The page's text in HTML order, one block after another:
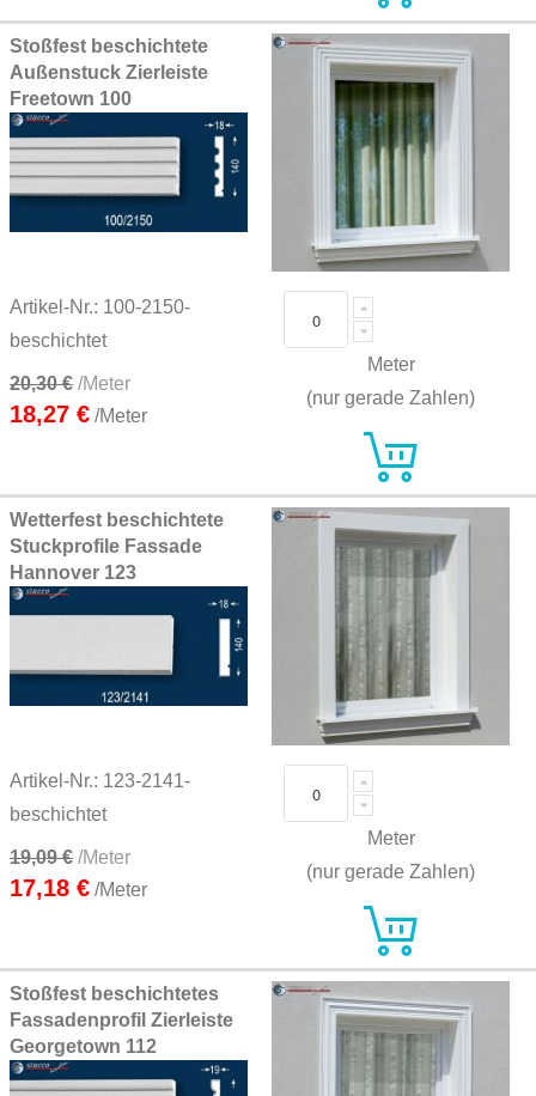
Stoßfest beschichtete
Außenstuck Zierleiste
Freetown 100
Artikel-Nr.: 100-2150-
beschichtet
20,30 € /Meter
18,27 € /Meter
Meter
(nur gerade Zahlen)
Wetterfest beschichtete
Stuckprofile Fassade
Hannover 123
Artikel-Nr.: 123-2141-
beschichtet
19,09 € /Meter
17,18 € /Meter
Meter
(nur gerade Zahlen)
Stoßfest beschichtetes
Fassadenprofil Zierleiste
Georgetown 112